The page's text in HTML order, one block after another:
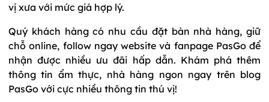
vị xưa với mức giá hợp lý.
Quý khách hàng có nhu cầu đặt bàn nhà hàng, giữ
chỗ online, follow ngay website và fanpage PasGo để
nhận được nhiều ưu đãi hấp dẫn. Khám phá thêm
thông tin ẩm thực, nhà hàng ngon ngay trên blog
PasGo với cực nhiều thông tin thú vị!